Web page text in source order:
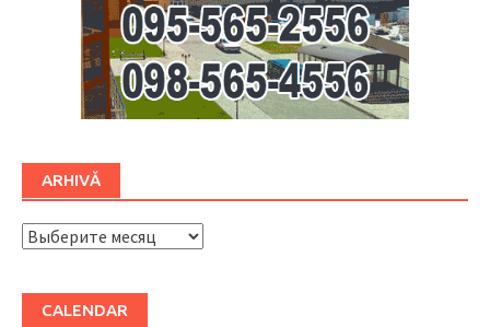
ARHIVĂ
ARHIVĂ
CALENDAR